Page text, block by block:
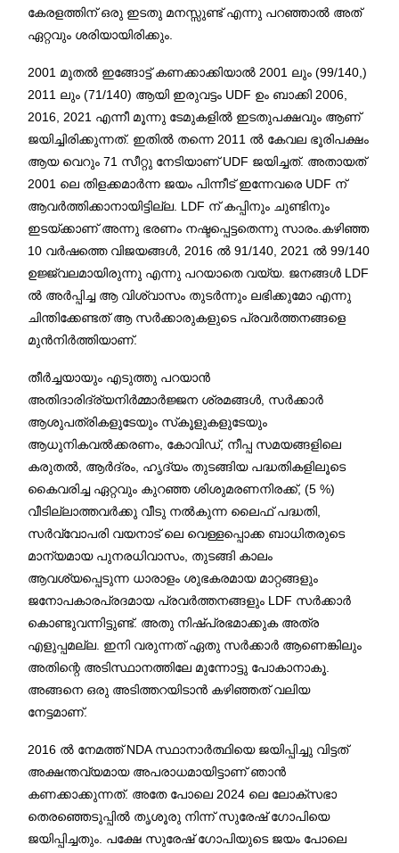
കേരളത്തിന് ഒരു ഇടതു മനസ്സുണ്ട് എന്നു പറഞ്ഞാൽ അത്
ഏറ്റവും ശരിയായിരിക്കും.
2001 മുതൽ ഇങ്ങോട്ട് കണക്കാക്കിയാൽ 2001 ലും (99/140,)
2011 ലും (71/140) ആയി ഇരുവട്ടം UDF ഉം ബാക്കി 2006,
2016, 2021 എന്നീ മൂന്നു ടേമുകളിൽ ഇടതുപക്ഷവും ആണ്
ജയിച്ചിരിക്കുന്നത്. ഇതിൽ തന്നെ 2011 ൽ കേവല ഭൂരിപക്ഷം
ആയ വെറും 71 സീറ്റു നേടിയാണ് UDF ജയിച്ചത്. അതായത്
2001 ലെ തിളക്കമാർന്ന ജയം പിന്നീട് ഇന്നേവരെ UDF ന്
ആവർത്തിക്കാനായിട്ടില്ല. LDF ന് കപ്പിനും ചുണ്ടിനും
ഇടയ്ക്കാണ് അന്നു ഭരണം നഷ്ടപ്പെട്ടതെന്നു സാരം.കഴിഞ്ഞ
10 വർഷത്തെ വിജയങ്ങൾ, 2016 ൽ 91/140, 2021 ൽ 99/140
ഉജ്ജ്വലമായിരുന്നു എന്നു പറയാതെ വയ്യ. ജനങ്ങൾ LDF
ൽ അർപ്പിച്ച ആ വിശ്വാസം തുടർന്നും ലഭിക്കുമോ എന്നു
ചിന്തിക്കേണ്ടത് ആ സർക്കാരുകളുടെ പ്രവർത്തനങ്ങളെ
മുൻനിർത്തിയാണ്.
തീർച്ചയായും എടുത്തു പറയാൻ
അതിദാരിദ്ര്യനിർമ്മാർജ്ജന ശ്രമങ്ങൾ, സർക്കാർ
ആശുപത്രികളുടേയും സ്‌കൂളുകളുടേയും
ആധുനികവൽക്കരണം, കോവിഡ്, നീപ്പ സമയങ്ങളിലെ
കരുതൽ, ആർദ്രം, ഹൃദ്യം തുടങ്ങിയ പദ്ധതികളിലൂടെ
കൈവരിച്ച ഏറ്റവും കുറഞ്ഞ ശിശുമരണനിരക്ക്, (5 %)
വീടില്ലാത്തവർക്കു വീടു നൽകുന്ന ലൈഫ് പദ്ധതി,
സർവ്വോപരി വയനാട് ലെ വെള്ളപ്പൊക്ക ബാധിതരുടെ
മാന്യമായ പുനരധിവാസം, തുടങ്ങി കാലം
ആവശ്യപ്പെടുന്ന ധാരാളം ശുഭകരമായ മാറ്റങ്ങളും
ജനോപകാരപ്രദമായ പ്രവർത്തനങ്ങളും LDF സർക്കാർ
കൊണ്ടുവന്നിട്ടുണ്ട്. അതു നിഷ്പ്രഭമാക്കുക അത്ര
എളുപ്പമല്ല. ഇനി വരുന്നത് ഏതു സർക്കാർ ആണെങ്കിലും
അതിന്റെ അടിസ്ഥാനത്തിലേ മുന്നോട്ടു പോകാനാകൂ.
അങ്ങനെ ഒരു അടിത്തറയിടാൻ കഴിഞ്ഞത് വലിയ
നേട്ടമാണ്.
2016 ൽ നേമത്ത് NDA സ്ഥാനാർത്ഥിയെ ജയിപ്പിച്ചു വിട്ടത്
അക്ഷന്തവ്യമായ അപരാധമായിട്ടാണ് ഞാൻ
കണക്കാക്കുന്നത്. അതേ പോലെ 2024 ലെ ലോക്‌സഭാ
തെരഞ്ഞെടുപ്പിൽ തൃശൂരു നിന്ന് സുരേഷ് ഗോപിയെ
ജയിപ്പിച്ചതും. പക്ഷേ സുരേഷ് ഗോപിയുടെ ജയം പോലെ